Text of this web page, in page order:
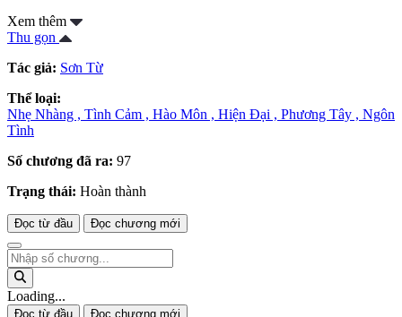
Xem thêm
Thu gọn
Tác giả: Sơn Từ
Thể loại:
Nhẹ Nhàng , Tình Cảm , Hào Môn , Hiện Đại , Phương Tây , Ngôn
Tình
Số chương đã ra: 97
Trạng thái: Hoàn thành
Đọc từ đầu Đọc chương mới
Loading...
Đọc từ đầu Đọc chương mới